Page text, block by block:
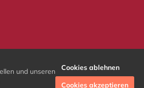
und unseren
Cookies ablehnen
Cookies akzeptieren